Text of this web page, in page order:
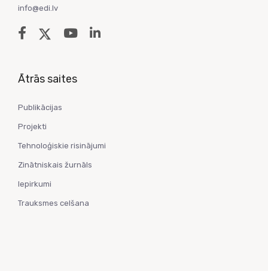
info@edi.lv
Ātrās saites
Publikācijas
Projekti
Tehnoloģiskie risinājumi
Zinātniskais žurnāls
Iepirkumi
Trauksmes celšana